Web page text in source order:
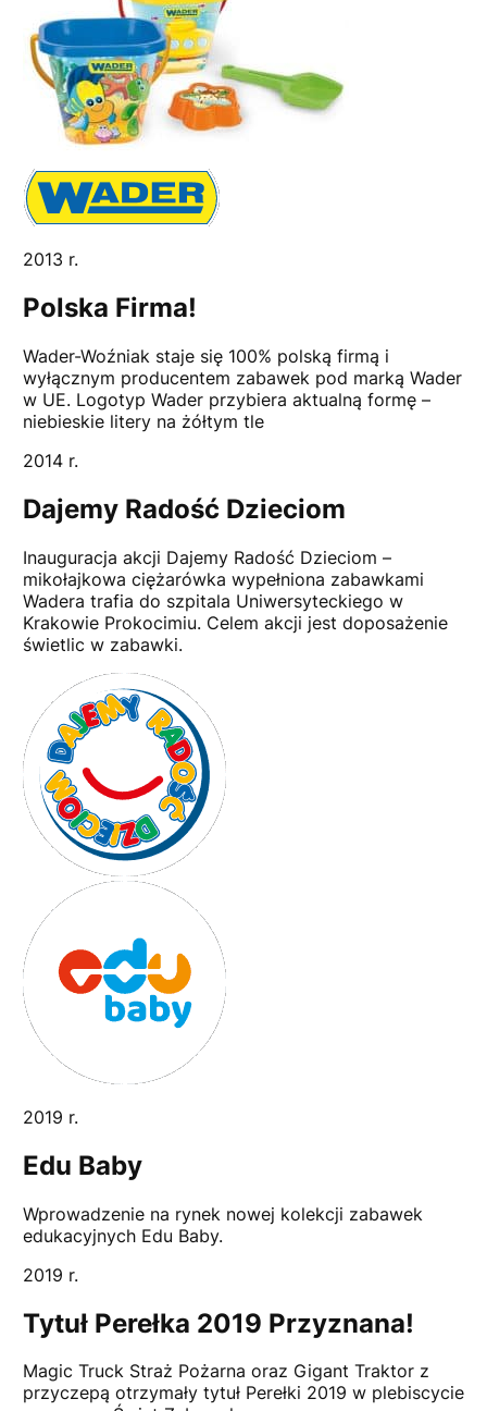
2013 r.
Polska Firma!
Wader-Woźniak staje się 100% polską firmą i
wyłącznym producentem zabawek pod marką Wader
w UE. Logotyp Wader przybiera aktualną formę –
niebieskie litery na żółtym tle
2014 r.
Dajemy Radość Dzieciom
Inauguracja akcji Dajemy Radość Dzieciom –
mikołajkowa ciężarówka wypełniona zabawkami
Wadera trafia do szpitala Uniwersyteckiego w
Krakowie Prokocimiu. Celem akcji jest doposażenie
świetlic w zabawki.
2019 r.
Edu Baby
Wprowadzenie na rynek nowej kolekcji zabawek
edukacyjnych Edu Baby.
2019 r.
Tytuł Perełka 2019 Przyznana!
Magic Truck Straż Pożarna oraz Gigant Traktor z
przyczepą otrzymały tytuł Perełki 2019 w plebiscycie